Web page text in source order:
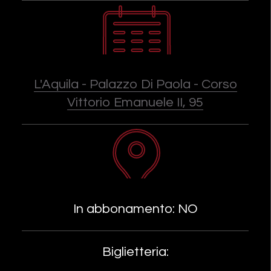
L'Aquila - Palazzo Di Paola - Corso
Vittorio Emanuele II, 95
In abbonamento: NO
Biglietteria: